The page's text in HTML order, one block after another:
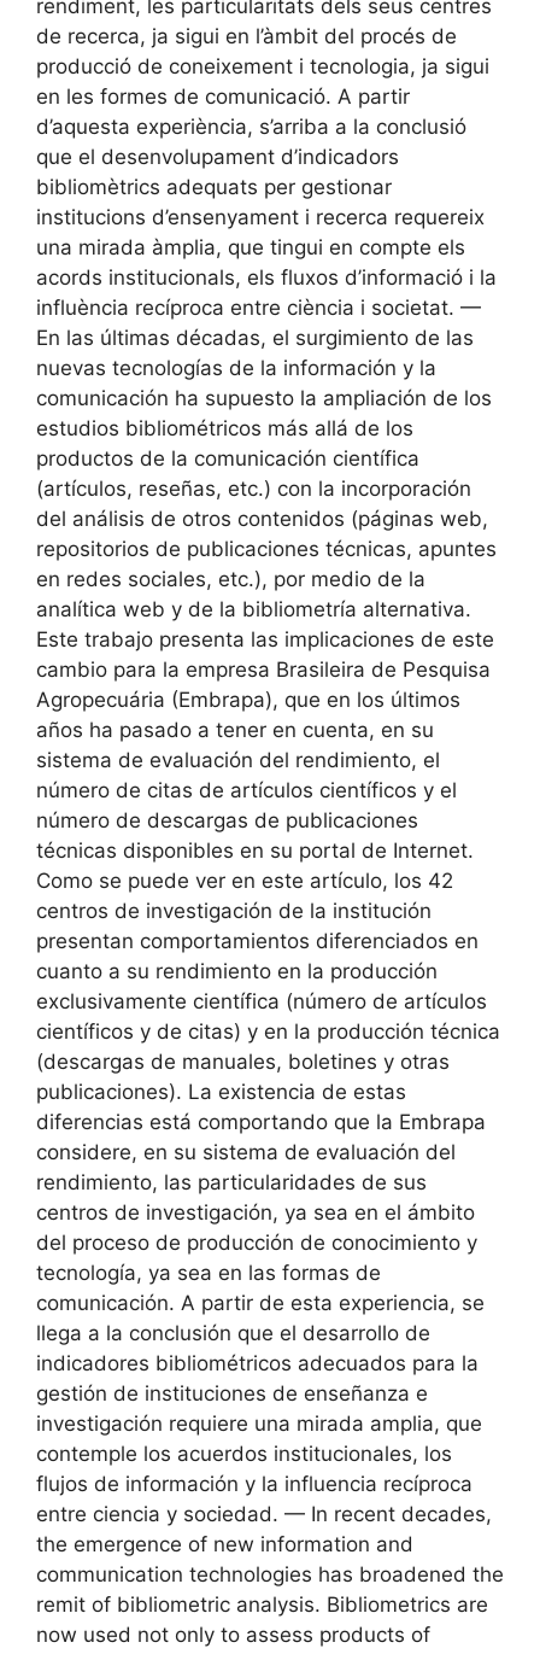
rendiment, les particularitats dels seus centres
de recerca, ja sigui en l’àmbit del procés de
producció de coneixement i tecnologia, ja sigui
en les formes de comunicació. A partir
d’aquesta experiència, s’arriba a la conclusió
que el desenvolupament d’indicadors
bibliomètrics adequats per gestionar
institucions d’ensenyament i recerca requereix
una mirada àmplia, que tingui en compte els
acords institucionals, els fluxos d’informació i la
influència recíproca entre ciència i societat. —
En las últimas décadas, el surgimiento de las
nuevas tecnologías de la información y la
comunicación ha supuesto la ampliación de los
estudios bibliométricos más allá de los
productos de la comunicación científica
(artículos, reseñas, etc.) con la incorporación
del análisis de otros contenidos (páginas web,
repositorios de publicaciones técnicas, apuntes
en redes sociales, etc.), por medio de la
analítica web y de la bibliometría alternativa.
Este trabajo presenta las implicaciones de este
cambio para la empresa Brasileira de Pesquisa
Agropecuária (Embrapa), que en los últimos
años ha pasado a tener en cuenta, en su
sistema de evaluación del rendimiento, el
número de citas de artículos científicos y el
número de descargas de publicaciones
técnicas disponibles en su portal de Internet.
Como se puede ver en este artículo, los 42
centros de investigación de la institución
presentan comportamientos diferenciados en
cuanto a su rendimiento en la producción
exclusivamente científica (número de artículos
científicos y de citas) y en la producción técnica
(descargas de manuales, boletines y otras
publicaciones). La existencia de estas
diferencias está comportando que la Embrapa
considere, en su sistema de evaluación del
rendimiento, las particularidades de sus
centros de investigación, ya sea en el ámbito
del proceso de producción de conocimiento y
tecnología, ya sea en las formas de
comunicación. A partir de esta experiencia, se
llega a la conclusión que el desarrollo de
indicadores bibliométricos adecuados para la
gestión de instituciones de enseñanza e
investigación requiere una mirada amplia, que
contemple los acuerdos institucionales, los
flujos de información y la influencia recíproca
entre ciencia y sociedad. — In recent decades,
the emergence of new information and
communication technologies has broadened the
remit of bibliometric analysis. Bibliometrics are
now used not only to assess products of